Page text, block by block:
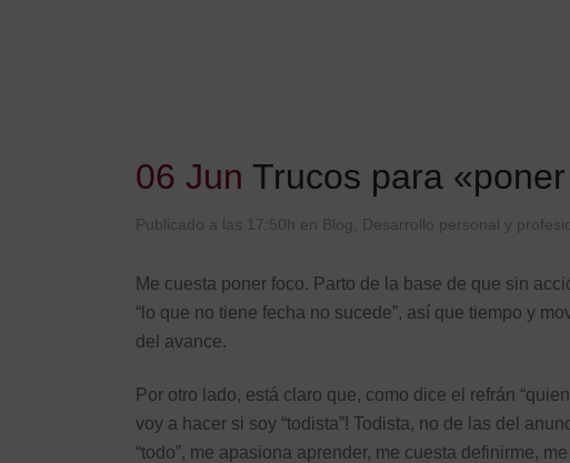
06 Jun Trucos para
Publicado a las 17:50h en Blog Desarrollo personal y
Me cuesta poner foco. Parto de la base de que sin
“lo que no tiene fecha no sucede”, así que tiempo y
del avance.
Por otro lado, está claro que, como dice el refrán
voy a hacer si soy “todista”! Todista, no de las del
“todo”, me apasiona aprender, me cuesta definirme,